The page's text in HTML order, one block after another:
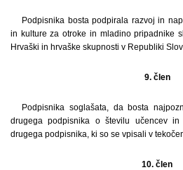
Podpisnika bosta podpirala razvoj in
in kulture za otroke in mladino pripadnike
Hrvaški in hrvaške skupnosti v Republiki
9. člen
Podpisnika soglašata, da bosta
drugega podpisnika o številu učencev in
drugega podpisnika, ki so se vpisali v
10. člen